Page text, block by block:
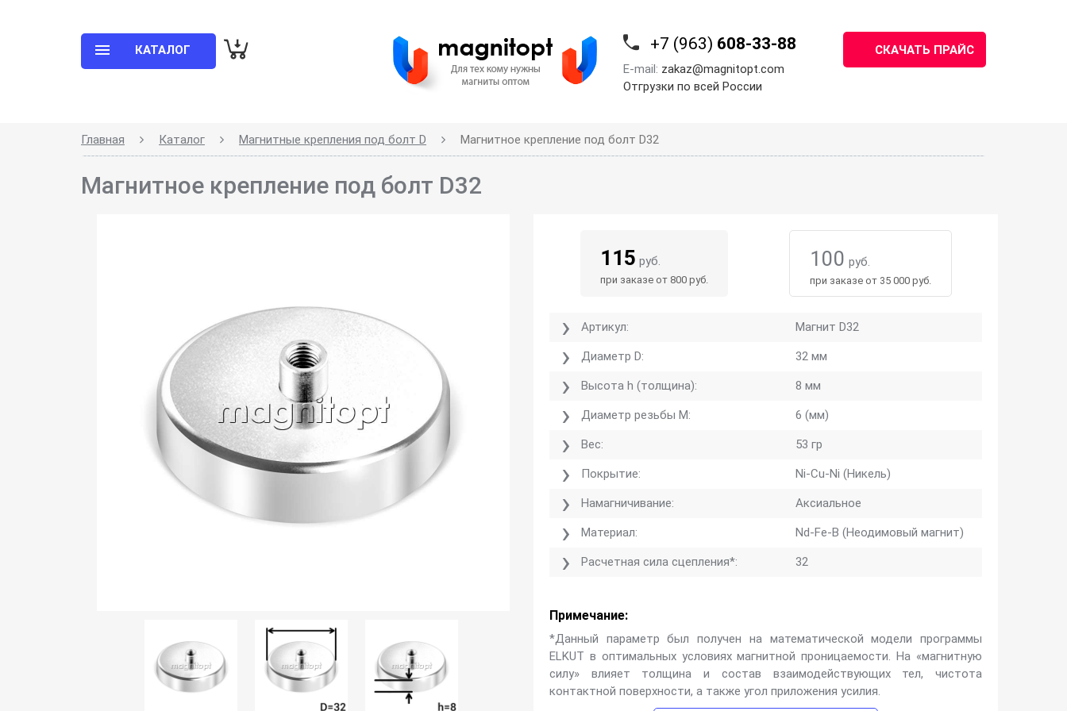
КАТАЛОГ +7 (963) 608-33-88
E-mail: zakaz@magnitopt.com
Отгрузки по всей России
СКАЧАТЬ ПРАЙС
Главная Каталог Магнитные крепления под болт D Магнитное крепление под болт D32
Магнитное крепление под болт D32
115 руб.
при заказе от 800 руб.
100 руб.
при заказе от 35 000 руб.
Артикул: Магнит D32
Диаметр D: 32 мм
Высота h (толщина): 8 мм
Диаметр резьбы M: 6 (мм)
Вес: 53 гр
Покрытие: Ni-Cu-Ni (Никель)
Намагничивание: Аксиальное
Материал: Nd-Fe-B (Неодимовый магнит)
Расчетная сила сцепления*: 32
Примечание:
*Данный параметр был получен на математической модели программы
ELKUT в оптимальных условиях магнитной проницаемости. На «магнитную
силу» влияет толщина и состав взаимодействующих тел, чистота
контактной поверхности, а также угол приложения усилия.